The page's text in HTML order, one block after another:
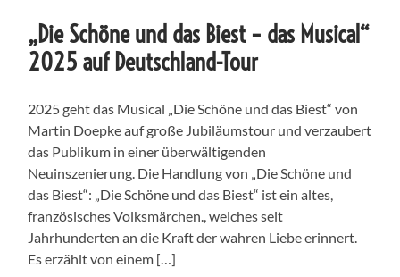
„Die Schöne und das Biest – das Musical“
2025 auf Deutschland-Tour
2025 geht das Musical „Die Schöne und das Biest“ von
Martin Doepke auf große Jubiläumstour und verzaubert
das Publikum in einer überwältigenden
Neuinszenierung. Die Handlung von „Die Schöne und
das Biest“: „Die Schöne und das Biest“ ist ein altes,
französisches Volksmärchen., welches seit
Jahrhunderten an die Kraft der wahren Liebe erinnert.
Es erzählt von einem […]